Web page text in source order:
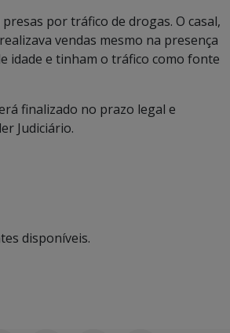
por tráfico de drogas. O casal,
vendas mesmo na presença
idade e tinham o tráfico como fonte
finalizado no prazo legal e
Judiciário.
disponíveis.